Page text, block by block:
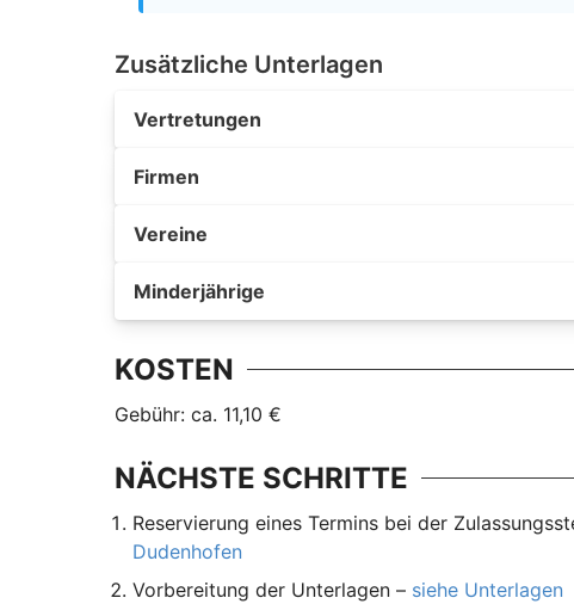
Zusätzliche Unterlagen
Vertretungen
Firmen
Vereine
Minderjährige
KOSTEN
Gebühr: ca. 11,10 €
NÄCHSTE SCHRITTE
Reservierung eines Termins bei der
Dudenhofen
Vorbereitung der Unterlagen – siehe Unterlagen